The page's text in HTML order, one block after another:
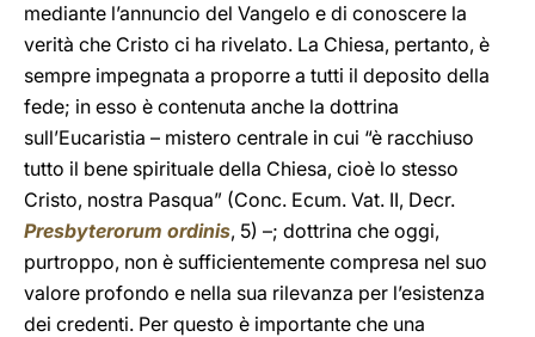
mediante l’annuncio del Vangelo e di conoscere la
verità che Cristo ci ha rivelato. La Chiesa, pertanto, è
sempre impegnata a proporre a tutti il deposito della
fede; in esso è contenuta anche la dottrina
sull’Eucaristia – mistero centrale in cui “è racchiuso
tutto il bene spirituale della Chiesa, cioè lo stesso
Cristo, nostra Pasqua” (Conc. Ecum. Vat. II, Decr.
Presbyterorum ordinis, 5) –; dottrina che oggi,
purtroppo, non è sufficientemente compresa nel suo
valore profondo e nella sua rilevanza per l’esistenza
dei credenti. Per questo è importante che una